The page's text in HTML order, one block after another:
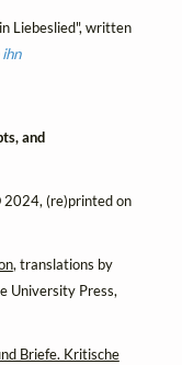
Liebeslied", written
and
2024, (re)printed on
, translations by
University Press,
Briefe. Kritische